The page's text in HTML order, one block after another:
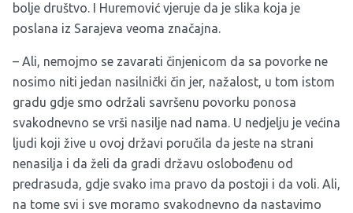
bolje društvo. I Huremović vjeruje da je slika koja je
poslana iz Sarajeva veoma značajna.
– Ali, nemojmo se zavarati činjenicom da sa povorke ne
nosimo niti jedan nasilnički čin jer, nažalost, u tom istom
gradu gdje smo održali savršenu povorku ponosa
svakodnevno se vrši nasilje nad nama. U nedjelju je većina
ljudi koji žive u ovoj državi poručila da jeste na strani
nenasilja i da želi da gradi državu oslobođenu od
predrasuda, gdje svako ima pravo da postoji i da voli. Ali,
na tome svi i sve moramo svakodnevno da nastavimo